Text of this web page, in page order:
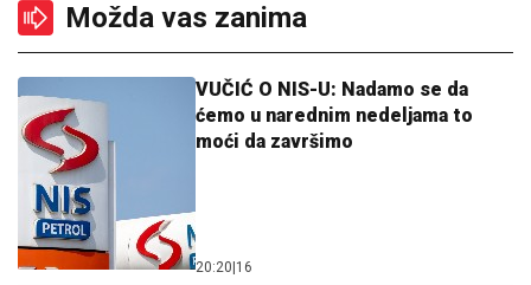
Možda vas zanima
VUČIĆ O NIS-U: Nadamo se da
ćemo u narednim nedeljama to
moći da završimo
20:20 16